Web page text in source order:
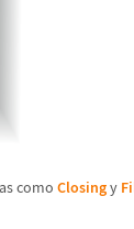
como Closingy